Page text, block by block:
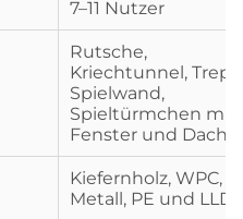
7–11 Nutzer
Rutsche,
Kriechtunnel,
Spielwand,
Spieltürmchen mit
Fenster und Dach
Kiefernholz, WPC,
Metall, PE und